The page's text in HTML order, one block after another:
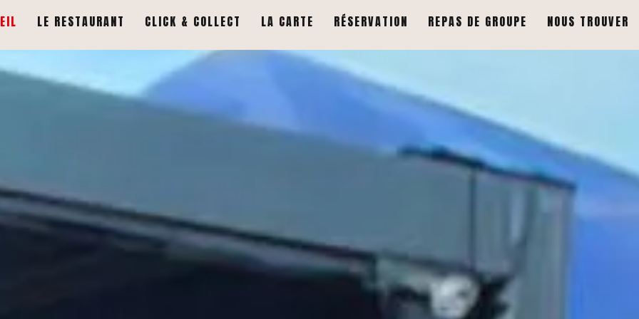
LE RESTAURANT CLICK & COLLECT LA CARTE RÉSERVATION REPAS DE GROUPE NOUS TROUVER